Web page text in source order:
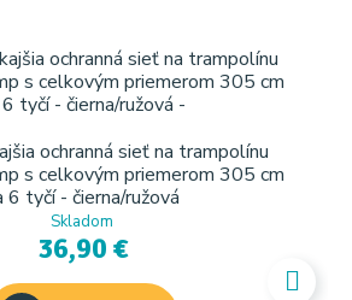
ochranná sieť na trampolínu
s celkovým priemerom 305 cm
6 tyčí - čierna/ružová
Skladom
36,90 €